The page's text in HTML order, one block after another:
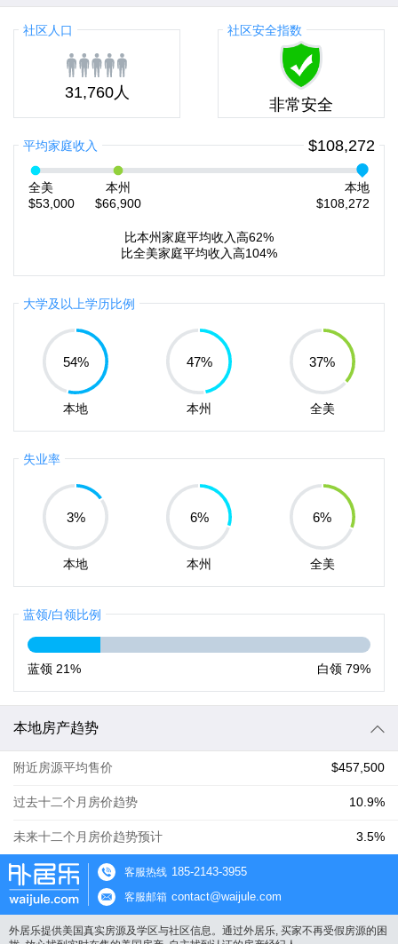
社区人口
31,760人
社区安全指数
非常安全
平均家庭收入 $108,272
全美
$53,000
本州
$66,900
本地
$108,272
比本州家庭平均收入高62%
比全美家庭平均收入高104%
大学及以上学历比例
54%
本地
47%
本州
37%
全美
失业率
3%
本地
6%
本州
6%
全美
蓝领/白领比例
蓝领 21% 白领 79%
本地房产趋势
附近房源平均售价 $457,500
过去十二个月房价趋势 10.9%
未来十二个月房价趋势预计 3.5%
客服热线 185-2143-3955
客服邮箱 contact@waijule.com
外居乐提供美国真实房源及学区与社区信息。通过外居乐, 买家不再受假房源的困